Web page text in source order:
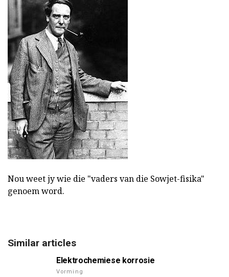
Nou weet jy wie die "vaders van die Sowjet-fisika"
genoem word.
Similar articles
Elektrochemiese korrosie
Vorming